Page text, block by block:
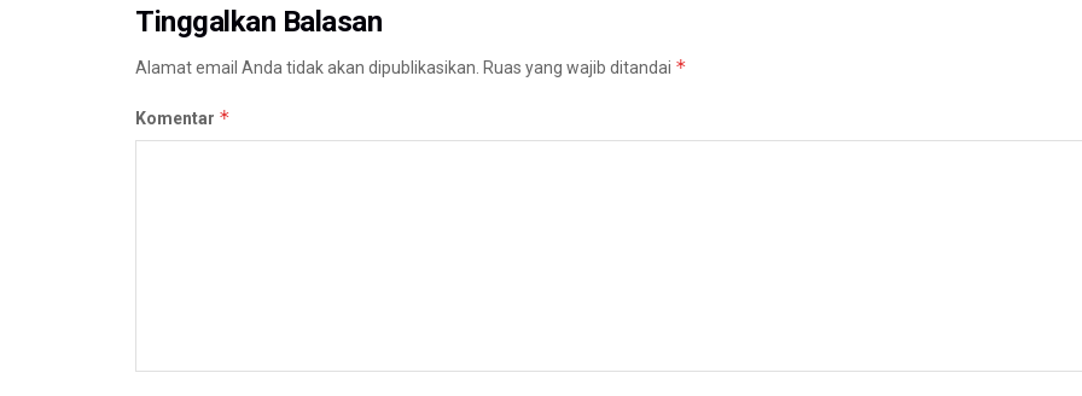
Tinggalkan Balasan
Alamat email Anda tidak akan dipublikasikan. Ruas yang wajib ditandai *
Komentar *